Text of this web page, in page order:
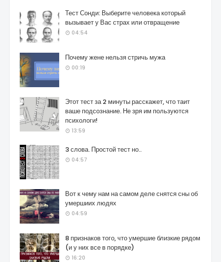
Тест Сонди: Выберите человека который
вызывает у Вас страх или отвращение
04:54
Почему жене нельзя стричь мужа
00:19
Этот тест за 2 минуты расскажет, что таит
ваше подсознание. Не зря им пользуются
психологи!
13:59
3 слова. Простой тест но..
04:57
Вот к чему нам на самом деле снятся сны об
умершиих людях
04:59
8 признаков того, что умершие близкие рядом
(и у них все в порядке)
16:20